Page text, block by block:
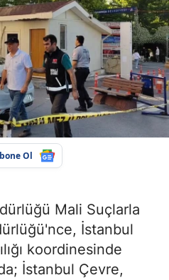
Ol
Mali Suçlarla
İstanbul
koordinesinde
İstanbul Çevre,